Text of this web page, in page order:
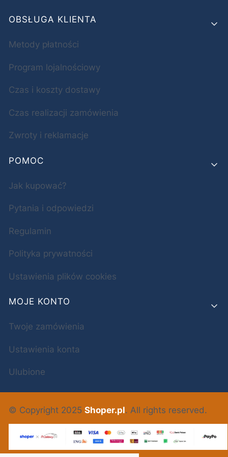
OBSŁUGA KLIENTA
Metody płatności
Program lojalnościowy
Czas i koszty dostawy
Czas realizacji zamówienia
Zwroty i reklamacje
POMOC
Jak kupować?
Pytania i odpowiedzi
Regulamin
Polityka prywatności
Ustawienia plików cookies
MOJE KONTO
Twoje zamówienia
Ustawienia konta
Ulubione
© Copyright 2025 Shoper.pl. All rights reserved.